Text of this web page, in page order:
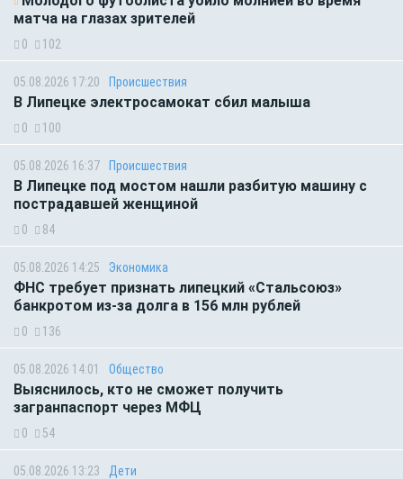
матча на глазах зрителей
0 102
05.08.2026 17:20 Происшествия
В Липецке электросамокат сбил малыша
0 100
05.08.2026 16:37 Происшествия
В Липецке под мостом нашли разбитую машину с
пострадавшей женщиной
0 84
05.08.2026 14:25 Экономика
ФНС требует признать липецкий «Стальсоюз»
банкротом из-за долга в 156 млн рублей
0 136
05.08.2026 14:01 Общество
Выяснилось, кто не сможет получить
загранпаспорт через МФЦ
0 54
05.08.2026 13:23 Дети